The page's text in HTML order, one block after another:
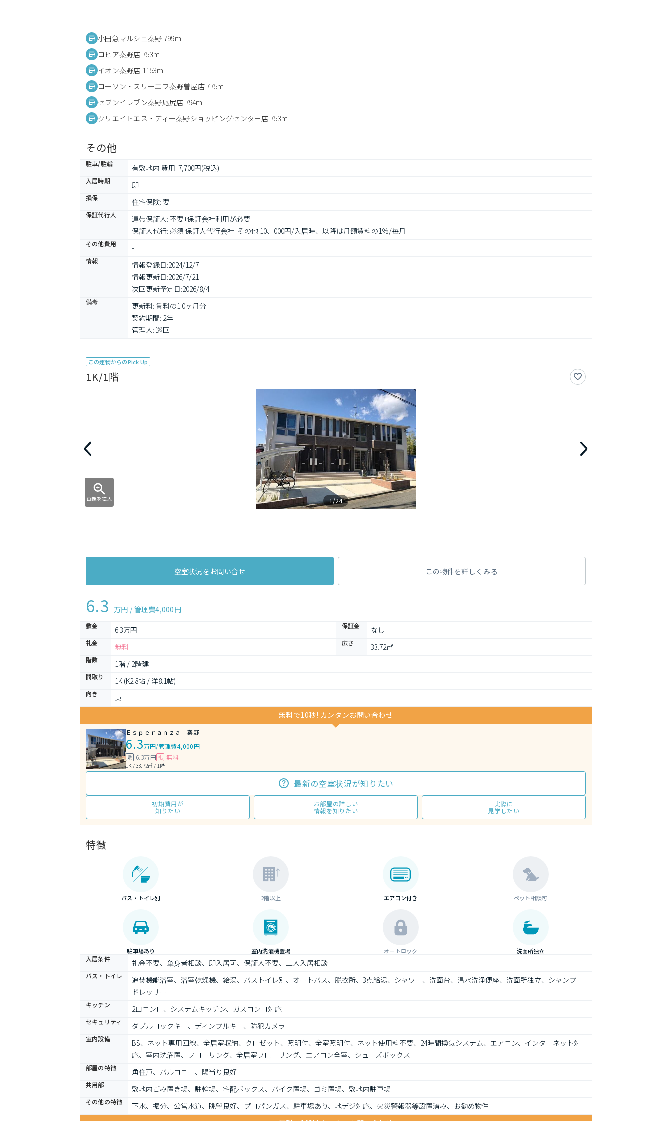
小田急マルシェ秦野 799m
ロピア秦野店 753m
イオン秦野店 1153m
ローソン・スリーエフ秦野曽屋店 775m
セブンイレブン秦野尾尻店 794m
クリエイトエス・ディー秦野ショッピングセンター店 753m
その他
駐車/駐輪 有敷地内 費用: 7,700円(税込)
入居時期 即
損保 住宅保険: 要
保証代行人
連帯保証人: 不要+保証会社利用が必要
保証人代行: 必須 保証人代行会社: その他 10、000円/入居時、以降は月額賃料の1％/毎月
その他費用 -
情報 情報登録日:2024/12/7
情報更新日:2026/7/21
次回更新予定日:2026/8/4
備考
更新料: 賃料の1.0ヶ月分
契約期間: 2年
管理人: 巡回
この建物からのPick Up
1K/1階
画像を拡大 1/24
空室状況をお問い合せ この物件を詳しくみる
6.3 万円 / 管理費4,000円
敷金 6.3万円 保証金 なし
礼金 無料 広さ 33.72㎡
階数 1階 / 2階建
間取り 1K (K2.8帖 / 洋8.1帖)
向き
東
無料で10秒! カンタンお問い合わせ
Ｅｓｐｅｒａｎｚａ 秦野
6.3万円/管理費4,000円
敷 6.3万円 礼 無料
1K / 33.72㎡ / 1階
最新の空室状況が知りたい
初期費用が
知りたい
お部屋の詳しい
情報を知りたい
実際に
見学したい
特徴
バス・トイレ別 2階以上 エアコン付き ペット相談可
駐車場あり 室内洗濯機置場 オートロック 洗面所独立
入居条件 礼金不要、単身者相談、即入居可、保証人不要、二人入居相談
バス・トイレ
追焚機能浴室、浴室乾燥機、給湯、バストイレ別、オートバス、脱衣所、3点給湯、シャワー、洗面台、温水洗浄便座、洗面所独立、シャンプー
ドレッサー
キッチン 2口コンロ、システムキッチン、ガスコンロ対応
セキュリティ ダブルロックキー、ディンプルキー、防犯カメラ
室内設備
BS、ネット専用回線、全居室収納、クロゼット、照明付、全室照明付、ネット使用料不要、24時間換気システム、エアコン、インターネット対
応、室内洗濯置、フローリング、全居室フローリング、エアコン全室、シューズボックス
部屋の特徴 角住戸、バルコニー、陽当り良好
共用部 敷地内ごみ置き場、駐輪場、宅配ボックス、バイク置場、ゴミ置場、敷地内駐車場
その他の特徴
下水、振分、公営水道、眺望良好、プロパンガス、駐車場あり、地デジ対応、火災警報器等設置済み、お勧め物件